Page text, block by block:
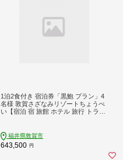
1泊2食付き 宿泊券「黒鮑 プラン」4
名様 敦賀さざなみリゾートちょうべ
い【宿泊 宿 旅館 ホテル 旅行 トラベ
5-a014]
福井県敦賀市
643,500 円